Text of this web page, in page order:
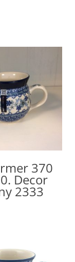
370
Decor
2333